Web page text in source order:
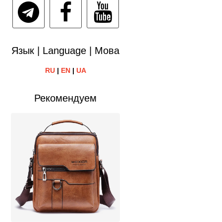
Язык | Language | Мова
RU| EN| UA
Рекомендуем